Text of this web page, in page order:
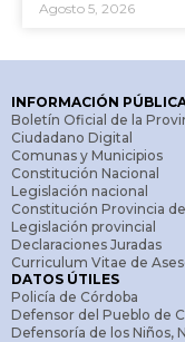
Agosto 5, 2026
INFORMACIÓN
Boletín Oficial de la
Ciudadano Digital
Comunas y Municipios
Constitución Nacional
Legislación nacional
Constitución Provincia
Legislación provincial
Declaraciones Juradas
Curriculum Vitae de
DATOS ÚTILES
Policía de Córdoba
Defensor del Pueblo de
Defensoría de los Niños,